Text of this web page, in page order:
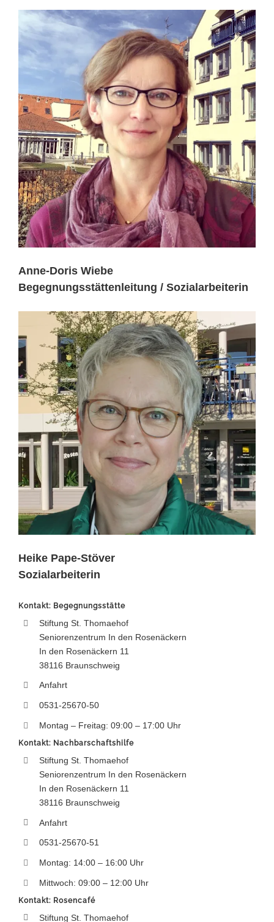
Anne-Doris Wiebe
Begegnungsstättenleitung / Sozialarbeiterin
Heike Pape-Stöver
Sozialarbeiterin
Kontakt: Begegnungsstätte
Stiftung St. Thomaehof
Seniorenzentrum In den Rosenäckern
In den Rosenäckern 11
38116 Braunschweig
Anfahrt
0531-25670-50
Montag – Freitag: 09:00 – 17:00 Uhr
Kontakt: Nachbarschaftshilfe
Stiftung St. Thomaehof
Seniorenzentrum In den Rosenäckern
In den Rosenäckern 11
38116 Braunschweig
Anfahrt
0531-25670-51
Montag: 14:00 – 16:00 Uhr
Mittwoch: 09:00 – 12:00 Uhr
Kontakt: Rosencafé
Stiftung St. Thomaehof